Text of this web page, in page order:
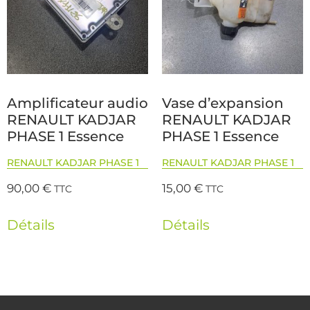
Amplificateur audio
RENAULT KADJAR
PHASE 1 Essence
RENAULT KADJAR PHASE 1
90,00€ TTC
Détails
Vase d’expansion
RENAULT KADJAR
PHASE 1 Essence
RENAULT KADJAR PHASE 1
15,00€ TTC
Détails